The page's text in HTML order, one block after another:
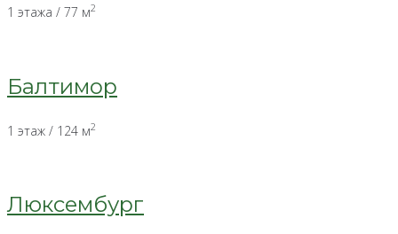
1 этажа / 77 м2
Балтимор
1 этаж / 124 м2
Люксембург